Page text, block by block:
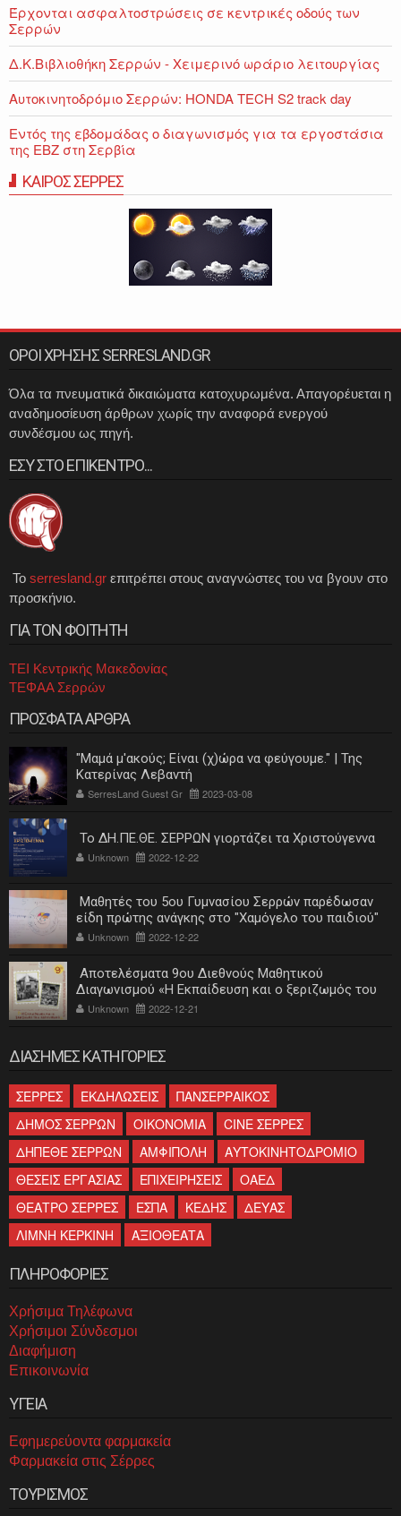
Έρχονται ασφαλτοστρώσεις σε κεντρικές οδούς των
Σερρών
Δ.Κ.Βιβλιοθήκη Σερρών - Χειμερινό ωράριο λειτουργίας
Αυτοκινητοδρόμιο Σερρών: HONDA TECH S2 track day
Εντός της εβδομάδας ο διαγωνισμός για τα εργοστάσια
της ΕΒΖ στη Σερβία
ΚΑΙΡΟΣ ΣΕΡΡΕΣ
ΟΡΟΙ ΧΡΗΣΗΣ SERRESLAND.GR
Όλα τα πνευματικά δικαιώματα κατοχυρωμένα. Απαγορέυεται η
αναδημοσίευση άρθρων χωρίς την αναφορά ενεργού
συνδέσμου ως πηγή.
ΕΣΥ ΣΤΟ ΕΠΙΚΕΝΤΡΟ...
Το serresland.gr επιτρέπει στους αναγνώστες του να βγουν στο
προσκήνιο.
ΓΙΑ ΤΟΝ ΦΟΙΤΗΤΗ
ΤΕΙ Κεντρικής Μακεδονίας
ΤΕΦΑΑ Σερρών
ΠΡΟΣΦΑΤΑ ΑΡΘΡΑ
"Μαμά μ'ακούς; Είναι (χ)ώρα να φεύγουμε." | Της
Κατερίνας Λεβαντή
SerresLand Guest Gr 2023-03-08
Το ΔΗ.ΠΕ.ΘΕ. ΣΕΡΡΩΝ γιορτάζει τα Χριστούγεννα
Unknown 2022-12-22
Μαθητές του 5ου Γυμνασίου Σερρών παρέδωσαν
είδη πρώτης ανάγκης στο "Χαμόγελο του παιδιού"
Unknown 2022-12-22
Αποτελέσματα 9ου Διεθνούς Μαθητικού
Διαγωνισμού «Η Εκπαίδευση και ο ξεριζωμός του
ελληνισμού»
Unknown 2022-12-21
ΔΙΑΣΗΜΕΣ ΚΑΤΗΓΟΡΙΕΣ
ΣΕΡΡΕΣ ΕΚΔΗΛΩΣΕΙΣ
ΠΑΝΣΕΡΡΑΙΚΟΣ
ΔΗΜΟΣ ΣΕΡΡΩΝ
ΟΙΚΟΝΟΜΙΑ
CINE ΣΕΡΡΕΣ
ΔΗΠΕΘΕ ΣΕΡΡΩΝ
ΑΜΦΙΠΟΛΗ
ΑΥΤΟΚΙΝΗΤΟΔΡΟΜΙΟ
ΘΕΣΕΙΣ ΕΡΓΑΣΙΑΣ
ΕΠΙΧΕΙΡΗΣΕΙΣ
ΟΑΕΔ
ΘΕΑΤΡΟ ΣΕΡΡΕΣ
ΕΣΠΑ ΚΕΔΗΣ
ΔΕΥΑΣ
ΛΙΜΝΗ ΚΕΡΚΙΝΗ
ΑΞΙΟΘΕΑΤΑ
ΠΛΗΡΟΦΟΡΙΕΣ
Χρήσιμα Τηλέφωνα
Χρήσιμοι Σύνδεσμοι
Διαφήμιση
Επικοινωνία
ΥΓΕΙΑ
Εφημερεύοντα φαρμακεία
Φαρμακεία στις Σέρρες
ΤΟΥΡΙΣΜΟΣ